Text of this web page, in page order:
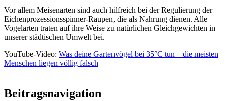
Vor allem Meisenarten sind auch hilfreich bei der Regulierung der
Eichenprozessionsspinner-Raupen, die als Nahrung dienen. Alle
Vogelarten traten auf ihre Weise zu natürlichen Gleichgewichten in
unserer städtischen Umwelt bei.
YouTube-Video: Was deine Gartenvögel bei 35°C tun – die meisten
Menschen liegen völlig falsch
Beitragsnavigation